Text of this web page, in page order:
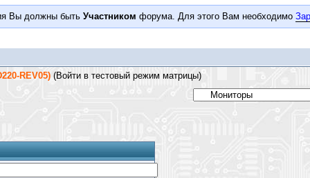
Вы должны быть Участником форума. Для этого Вам необходимо
REV05) (Войти в тестовый режим матрицы)